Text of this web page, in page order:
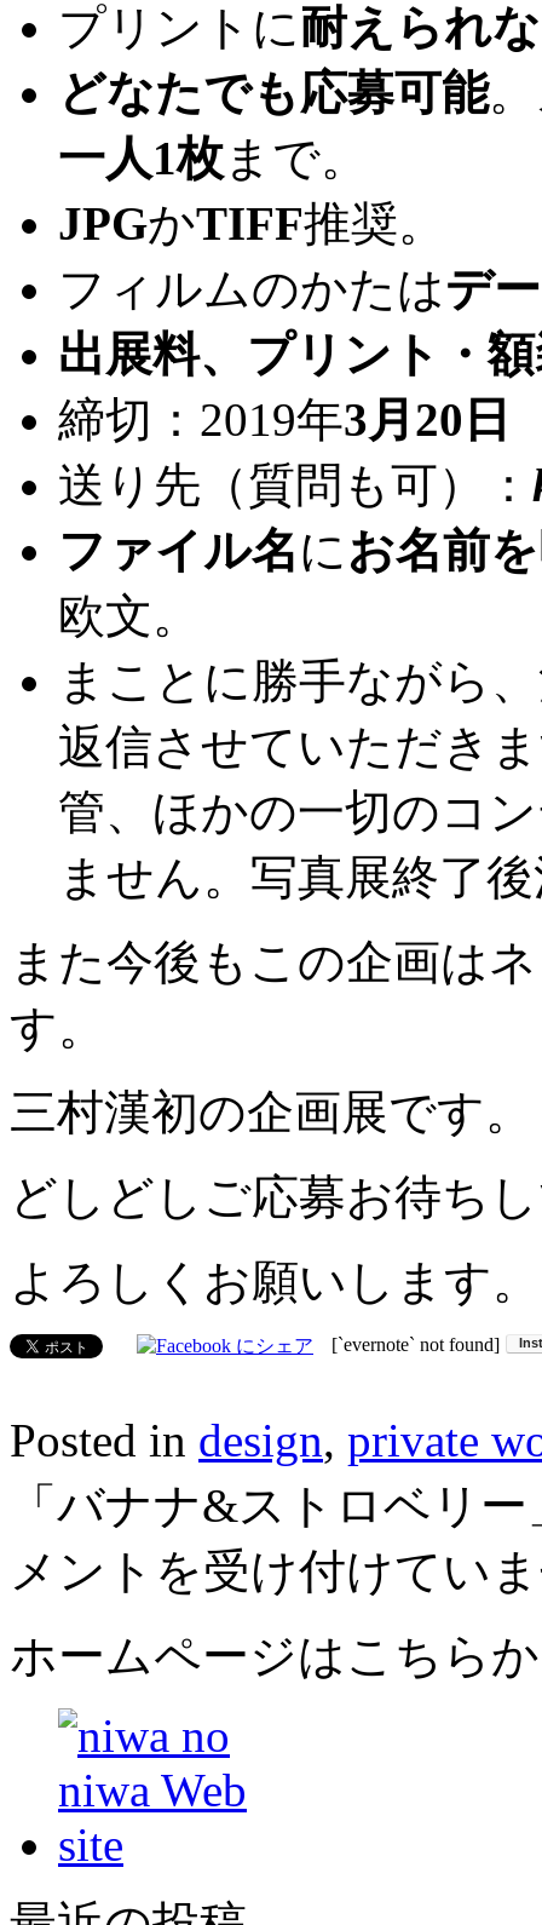
プリントに耐えられ
どなたでも応募可能。
一人1枚まで。
JPGかTIFF推奨。
フィルムのかたはデ
出展料、プリント・
締切：2019年3月20日
送り先（質問も可）：
ファイル名にお名前
欧文。
まことに勝手ながら
返信させていただき
管、ほかの一切のコ
ません。写真展終了
また今後もこの企画は
す。
三村漢初の企画展です。
どしどしご応募お待ち
よろしくお願いします。
[`evernote` not found]
Posted in design, private
「バナナ&ストロベリ
メントを受け付けてい
ホームページはこちら